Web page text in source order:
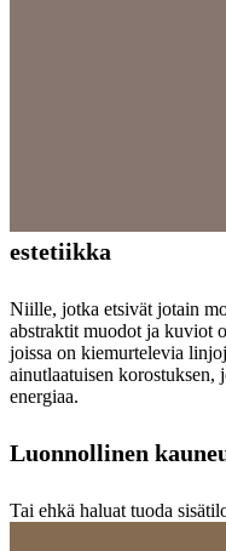
estetiikka
Niille, jotka etsivät jotain
abstraktit muodot ja kuviot
joissa on kiemurtelevia
ainutlaatuisen korostuksen,
energiaa.
Luonnollinen
Tai ehkä haluat tuoda